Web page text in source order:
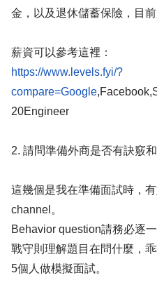
金，以及退休儲蓄保險，目
薪資可以參考這裡：
https://www.levels.fyi/?
compare=Google
20Engineer
2. 請問準備外商是否有訣竅
這幾個是我在準備面試時，
channel。
Behavior question請務必逐
戰守則理解題目在問什麼，
5個人做模擬面試。